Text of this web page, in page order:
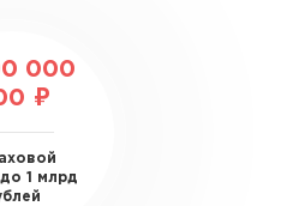
000
₽
1 млрд